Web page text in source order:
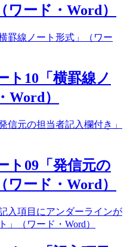
ード・Word）
ト10「横罫線ノ
Word）
ト09「発信元の
ード・Word）